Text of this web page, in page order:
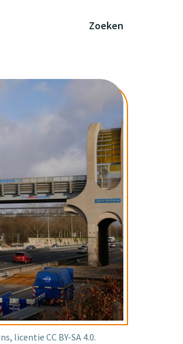
Zoeken
licentie CC BY-SA 4.0.